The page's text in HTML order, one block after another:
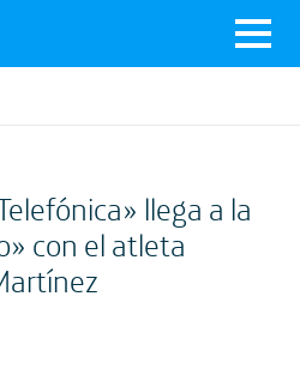
llega a la
con el atleta